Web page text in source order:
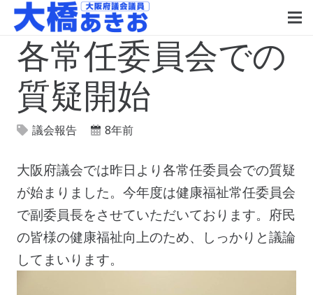
各常任委員会での
質疑開始
議会報告 8年前
大阪府議会では昨日より各常任委員会での質疑
が始まりました。今年度は健康福祉常任委員会
で副委員長をさせていただいております。府民
の皆様の健康福祉向上のため、しっかりと議論
してまいります。